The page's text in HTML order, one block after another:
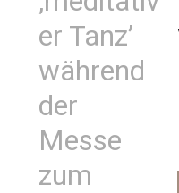
er Tanz’
während
der
Messe
zum